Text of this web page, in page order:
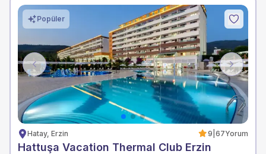
Kampanyalar
Hakkımızda
İletişim
Otelinizi Ekleyin
Extranet Girişi
Facebook
Instagram
Previous Next
Popüler
Hatay, Erzin 9 67Yorum
Hattuşa Vacation Thermal Club Erzin